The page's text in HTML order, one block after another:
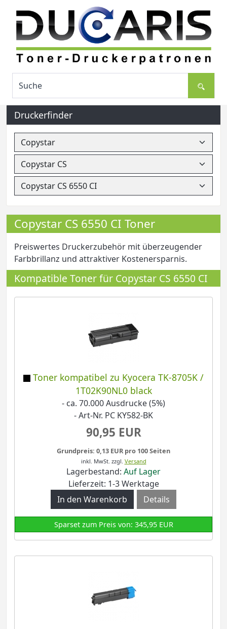
Druckerfinder
Copystar CS 6550 CI Toner
Preiswertes Druckerzubehör mit überzeugender
Farbbrillanz und attraktiver Kostenersparnis.
Kompatible Toner für Copystar CS 6550 CI
Toner kompatibel zu Kyocera TK-8705K /
1T02K90NL0 black
- ca. 70.000 Ausdrucke (5%)
- Art-Nr. PC KY582-BK
90,95 EUR
Grundpreis: 0,13 EUR pro 100 Seiten
inkl. MwSt. zzgl. Versand
Lagerbestand: Auf Lager
Lieferzeit: 1-3 Werktage
Details
Sparset zum Preis von: 345,95 EUR